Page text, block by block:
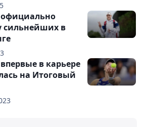
сильнейших в
в карьере
на Итоговый